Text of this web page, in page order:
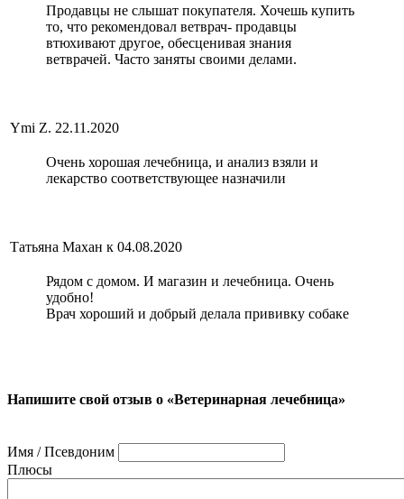
Продавцы не слышат покупателя. Хочешь купить
то, что рекомендовал ветврач- продавцы
втюхивают другое, обесценивая знания
ветврачей. Часто заняты своими делами.
Ymi Z. 22.11.2020
Очень хорошая лечебница, и анализ взяли и
лекарство соответствующее назначили
Татьяна Махан к 04.08.2020
Рядом с домом. И магазин и лечебница. Очень
удобно!
Врач хороший и добрый делала прививку собаке
Напишите свой отзыв о «Ветеринарная лечебница»
Имя / Псевдоним
Плюсы